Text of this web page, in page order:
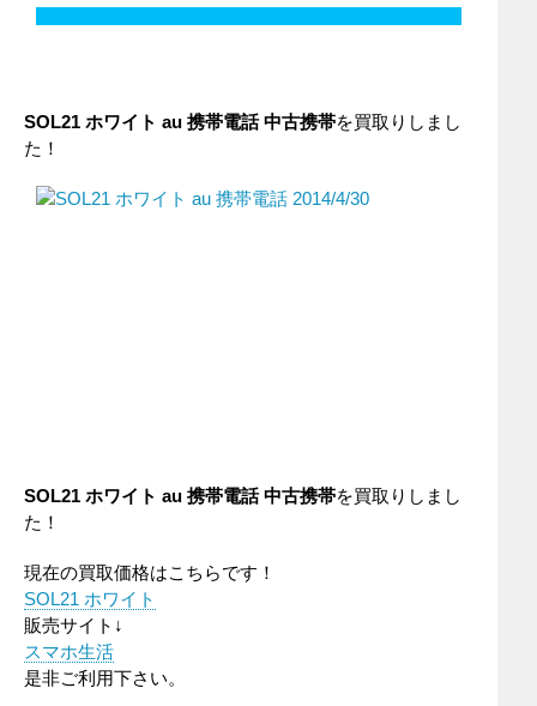
SOL21 ホワイト au 携帯電話 中古携帯を買取りしまし
た！
SOL21 ホワイト au 携帯電話 中古携帯を買取りしまし
た！
現在の買取価格はこちらです！
SOL21 ホワイト
販売サイト↓
スマホ生活
是非ご利用下さい。